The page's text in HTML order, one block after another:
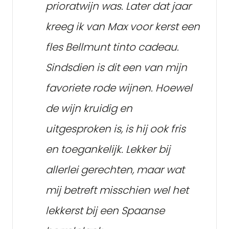
prioratwijn was. Later dat jaar
kreeg ik van Max voor kerst een
fles Bellmunt tinto cadeau.
Sindsdien is dit een van mijn
favoriete rode wijnen. Hoewel
de wijn kruidig en
uitgesproken is, is hij ook fris
en toegankelijk. Lekker bij
allerlei gerechten, maar wat
mij betreft misschien wel het
lekkerst bij een Spaanse